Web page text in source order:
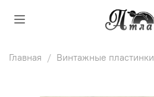
Главная Винтажные пластинки